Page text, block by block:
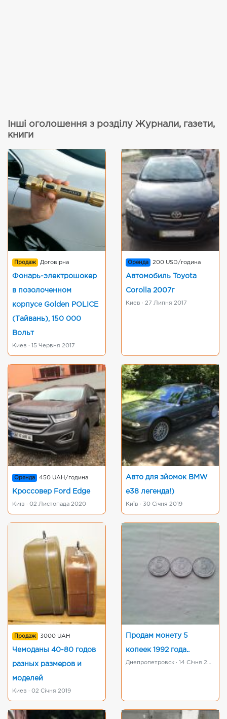
Інші оголошення з розділу Журнали, газети,
книги
Продаж Договірна
Фонарь-электрошокер
в позолоченном
корпусе Golden POLICE
(Тайвань), 150 000
Вольт
Киев · 15 Червня 2017
Оренда 200 USD/година
Автомобиль Toyota
Corolla 2007г
Киев · 27 Липня 2017
Оренда 450 UAH/година
Кроссовер Ford Edge
Київ · 02 Листопада 2020
Авто для зйомок BMW
e38 легенда!)
Київ · 30 Січня 2019
Продаж 3000 UAH
Чемоданы 40-80 годов
разных размеров и
моделей
Киев · 02 Січня 2019
Продам монету 5
копеек 1992 года..
Днепропетровск · 14 Січня 2019